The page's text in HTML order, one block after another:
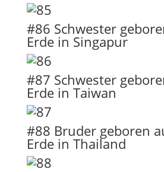
#86 Schwester
Erde in Singapur
#87 Schwester
Erde in Taiwan
#88 Bruder geboren
Erde in Thailand